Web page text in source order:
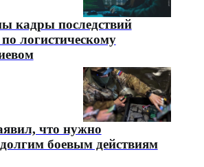
кадры последствий
логистическому
что нужно
боевым действиям